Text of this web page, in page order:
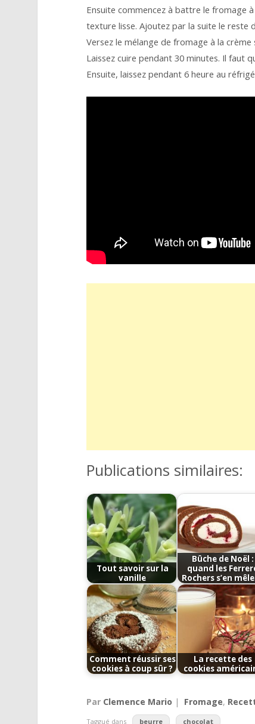
Ensuite commencez à battre le fromage
texture lisse. Ajoutez par la suite le reste
Versez le mélange de fromage à la
Laissez cuire pendant 30 minutes. Il faut
Ensuite, laissez pendant 6 heure au
Publications similaires:
Tout savoir sur la
vanille
Bûche de Noël :
quand les
Rochers s’en
Comment réussir ses
cookies à coup sûr ?
La recette des
cookies
Par Clemence Mario | Fromage,
Taggué dans beurre chocolat